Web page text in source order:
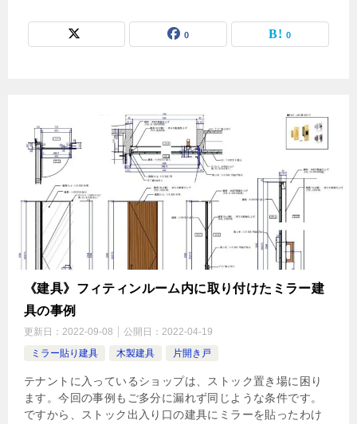
0 0
《建具》フィティンルーム内に取り付けたミラー建
具の事例
更新日： 2022-09-08 公開日： 2022-04-19
ミラー貼り建具
木製建具 片開き戸
テナントに入っているショップは、ストック置き場に困り
ます。今回の事例もご多分に漏れず同じような条件です。
ですから、ストック出入り口の建具にミラーを貼ったわけ